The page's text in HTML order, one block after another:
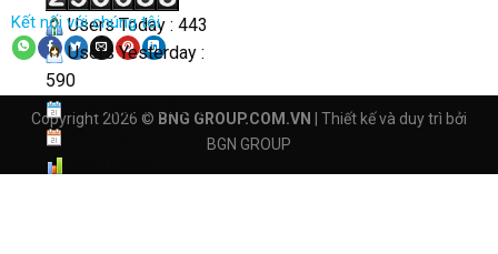
Kết nối với chúng tôi
Users Today : 443
Users Yesterday :
590
This Month : 3245
Copyright 2026 © BNG GROUP.COM.VN
| Thiết kế và duy trì bởi
BGN GROUP